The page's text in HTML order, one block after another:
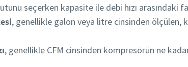
seçerken kapasite ile debi hızı arasındaki
, genellikle galon veya litre cinsinden
, genellikle CFM cinsinden kompresörün ne